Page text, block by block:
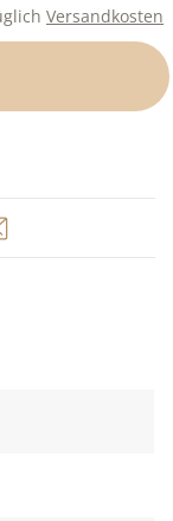
Versandkosten